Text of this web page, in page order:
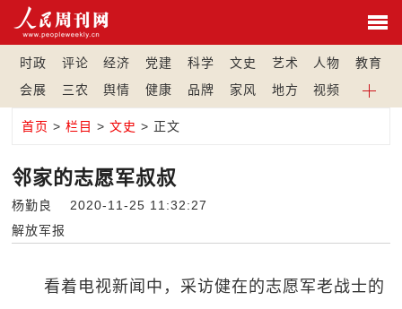
时政 评论 经济 党建 科学 文史 艺术 人物
教育
会展
三农 舆情 健康 品牌 家风 地方 视频
首页 >栏目 >文史 > 正文
邻家的志愿军叔叔
杨勤良 2020-11-25 11:32:27
解放军报
看着电视新闻中，采访健在的志愿军老战士的